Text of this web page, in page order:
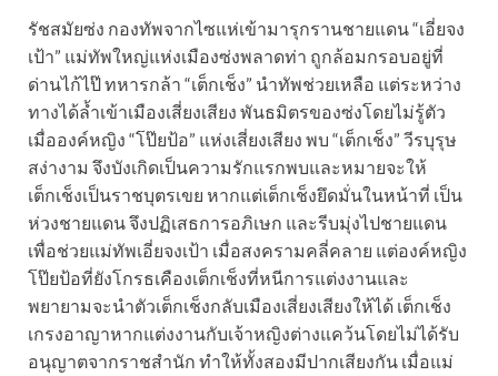
รัชสมัยซ่ง กองทัพจากไซแห่เข้ามารุกรานชายแดน “เอี่ยจง
เป้า” แม่ทัพใหญ่แห่งเมืองซ่งพลาดท่า ถูกล้อมกรอบอยู่ที่
ด่านไก้ไป๊ ทหารกล้า “เต็กเช็ง” นำทัพช่วยเหลือ แต่ระหว่าง
ทางได้ล้ำเข้าเมืองเสี่ยงเสียง พันธมิตรของซ่งโดยไม่รู้ตัว
เมื่อองค์หญิง “โป๊ยป้อ” แห่งเสี่ยงเสียง พบ “เต็กเช็ง” วีรบุรุษ
สง่างาม จึงบังเกิดเป็นความรักแรกพบและหมายจะให้
เต็กเช็งเป็นราชบุตรเขย หากแต่เต็กเช็งยึดมั่นในหน้าที่ เป็น
ห่วงชายแดน จึงปฏิเสธการอภิเษก และรีบมุ่งไปชายแดน
เพื่อช่วยแม่ทัพเอี่ยจงเป้า เมื่อสงครามคลี่คลาย แต่องค์หญิง
โป๊ยป้อที่ยังโกรธเคืองเต็กเช็งที่หนีการแต่งงานและ
พยายามจะนำตัวเต็กเช็งกลับเมืองเสี่ยงเสียงให้ได้ เต็กเช็ง
เกรงอาญาหากแต่งงานกับเจ้าหญิงต่างแคว้นโดยไม่ได้รับ
อนุญาตจากราชสำนัก ทำให้ทั้งสองมีปากเสียงกัน เมื่อแม่